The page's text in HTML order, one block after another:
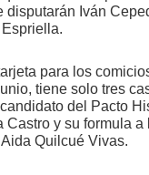
disputarán Iván
para los
tiene solo tres
del Pacto
Castro y su formula a
Quilcué Vivas.